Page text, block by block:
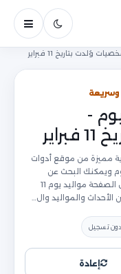
فتح
بتاريخ 11 فبراير
وسريعة
-
مميزة من موقع أدوات
ويمكنك البحث عن
مواليد يوم معين من المشاهير. وتعرض الصفحة مواليد يوم 11
الأحداث والمواليد وال…
تسجيل
إعادة